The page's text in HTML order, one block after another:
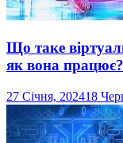
Що таке
як вона працює?
27 Січня, 202418